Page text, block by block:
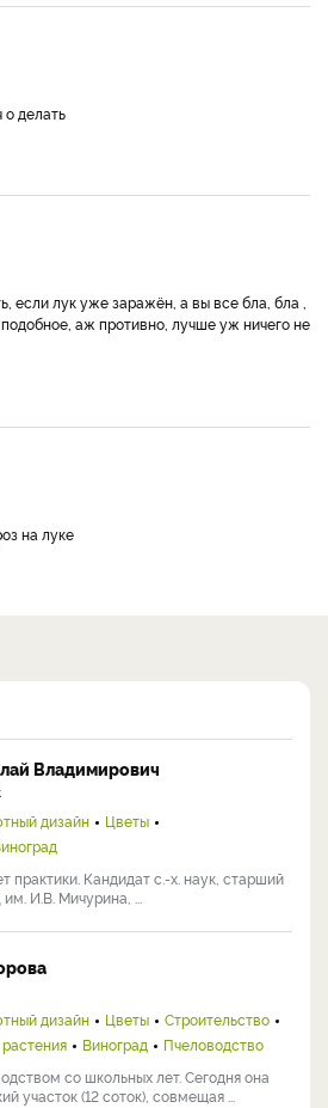
о делать
если лук уже заражён, а вы все бла, бла ,
аж противно, лучше уж ничего не
на луке
Владимирович
дизайн
Цветы
практики. Кандидат с.-х. наук, старший
И.В. Мичурина, ...
дизайн Цветы
Строительство
Виноград
Пчеловодство
со школьных лет. Сегодня она
участок (12 соток), совмещая ...